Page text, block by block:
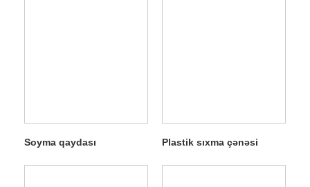
Soyma qaydası Plastik sıxma çənəsi